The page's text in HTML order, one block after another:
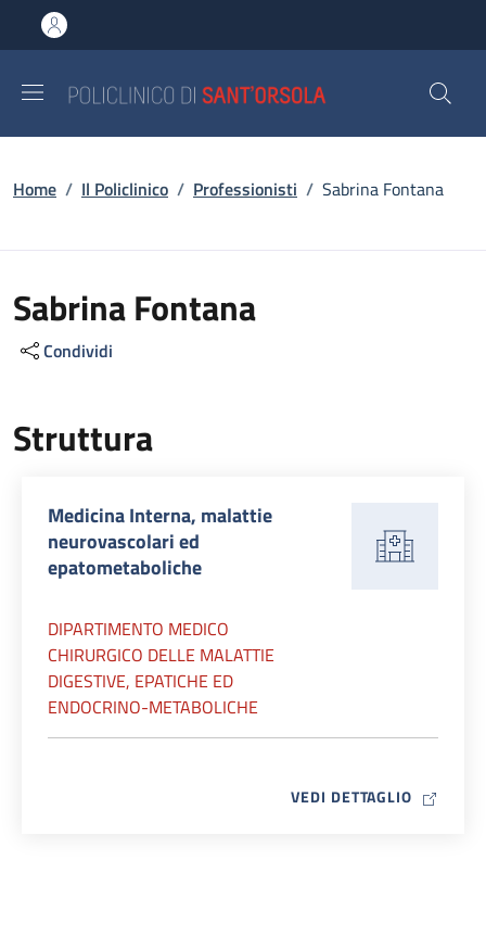
al contenuto principale
to footer content
Briciole di pane
Home / Il Policlinico / Professionisti / Sabrina Fontana
Sabrina Fontana
Condividi
Struttura
Medicina Interna, malattie
neurovascolari ed
epatometaboliche
DIPARTIMENTO MEDICO
CHIRURGICO DELLE MALATTIE
DIGESTIVE, EPATICHE ED
ENDOCRINO-METABOLICHE
VEDI DETTAGLIO MAP ICON